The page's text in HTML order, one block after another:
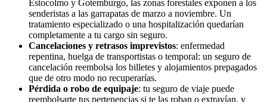
Estocolmo y Gotemburgo, las zonas forestales exponen a los
senderistas a las garrapatas de marzo a noviembre. Un
tratamiento especializado o una hospitalización quedarían
completamente a tu cargo sin seguro.
Cancelaciones y retrasos imprevistos: enfermedad
repentina, huelga de transportistas o temporal: un seguro de
cancelación reembolsa los billetes y alojamientos prepagados
que de otro modo no recuperarías.
Pérdida o robo de equipaje: tu seguro de viaje puede
reembolsarte tus pertenencias si te las roban o extravían, y